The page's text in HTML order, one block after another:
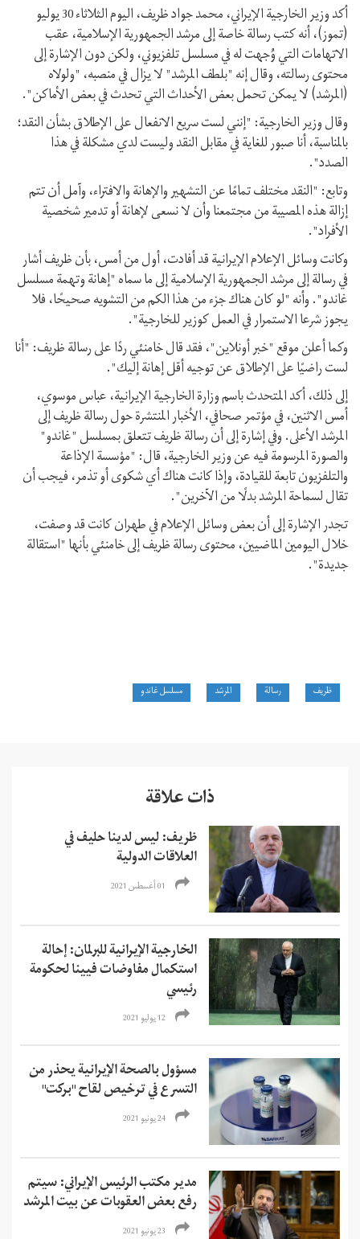
أكد وزير الخارجية الإيراني، محمد جواد ظريف، اليوم الثلاثاء 30 يوليو
(تموز)، أنه كتب رسالة خاصة إلى مرشد الجمهورية الإسلامية، عقب
الاتهامات التي وُجهت له في مسلسل تلفزيوني، ولكن دون الإشارة إلى
محتوى رسالته، وقال إنه "بلطف المرشد" لا يزال في منصبه، "ولولاه
(المرشد) لا يمكن تحمل بعض الأحداث التي تحدث في بعض الأماكن".
وقال وزير الخارجية: "إنني لست سريع الانفعال على الإطلاق بشأن النقد؛
بالمناسبة، أنا صبور للغاية في مقابل النقد وليست لدي مشكلة في هذا
الصدد".
وتابع: "النقد مختلف تمامًا عن التشهير والإهانة والافتراء، وآمل أن تتم
إزالة هذه المصيبة من مجتمعنا وأن لا نسعى لإهانة أو تدمير شخصية
الأفراد".
وكانت وسائل الإعلام الإيرانية قد أفادت، أول من أمس، بأن ظريف أشار
في رسالة إلى مرشد الجمهورية الإسلامية إلى ما سماه "إهانة وتهمة مسلسل
غاندو". وأنه "لو كان هناك جزء من هذا الكم من التشويه صحيحًا، فلا
يجوز شرعا الاستمرار في العمل كوزير للخارجية".
وکما أعلن موقع "خبر أونلاين"، فقد قال خامنئي ردًا على رسالة ظريف: "أنا
لست راضيًا على الإطلاق عن توجيه أقل إهانة إليك".
إلى ذلك، أكد المتحدث باسم وزارة الخارجية الإيرانية، عباس موسوي،
أمس الاثنين، في مؤتمر صحافي، الأخبار المنتشرة حول رسالة ظريف إلى
المرشد الأعلى. وفي إشارة إلى أن رسالة ظريف تتعلق بمسلسل "غاندو"
والصورة المرسومة فيه عن وزير الخارجية، قال: "مؤسسة الإذاعة
والتلفزيون تابعة للقيادة، وإذا كانت هناك أي شكوى أو تذمر، فيجب أن
تقال لسماحة المرشد بدلًا من الآخرين".
تجدر الإشارة إلى أن بعض وسائل الإعلام في طهران كانت قد وصفت،
خلال اليومين الماضيين، محتوى رسالة ظريف إلى خامنئي بأنها "استقالة
جديدة".
ظريف رسالة المرشد مسلسل غاندو
ذات علاقة
ظريف: ليس لدينا حليف في
العلاقات الدولية
01 أغسطس 2021
الخارجية الإيرانية للبرلمان: إحالة
استكمال مفاوضات فيينا لحكومة
رئيسي
12 يوليو 2021
مسؤول بالصحة الإيرانية يحذر من
التسرع في ترخيص لقاح "بركت"
24 يونيو 2021
مدير مكتب الرئيس الإيراني: سيتم
رفع بعض العقوبات عن بيت المرشد
23 يونيو 2021